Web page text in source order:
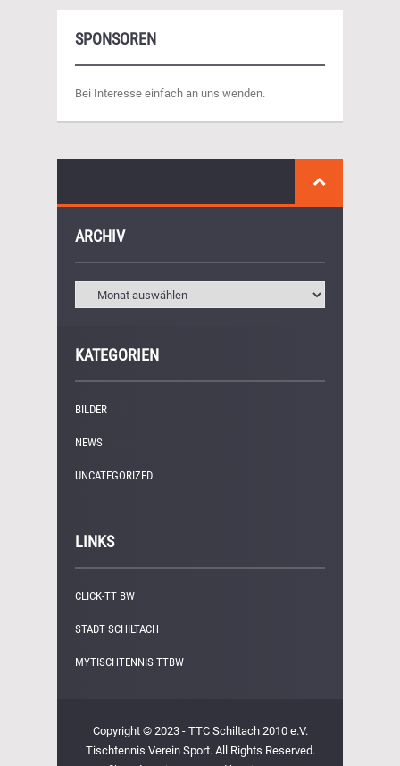
SPONSOREN
Bei Interesse einfach an uns wenden.
ARCHIV
KATEGORIEN
BILDER
NEWS
UNCATEGORIZED
LINKS
CLICK-TT BW
STADT SCHILTACH
MYTISCHTENNIS TTBW
Copyright © 2023 - TTC Schiltach 2010 e.V.
Tischtennis Verein Sport. All Rights Reserved.